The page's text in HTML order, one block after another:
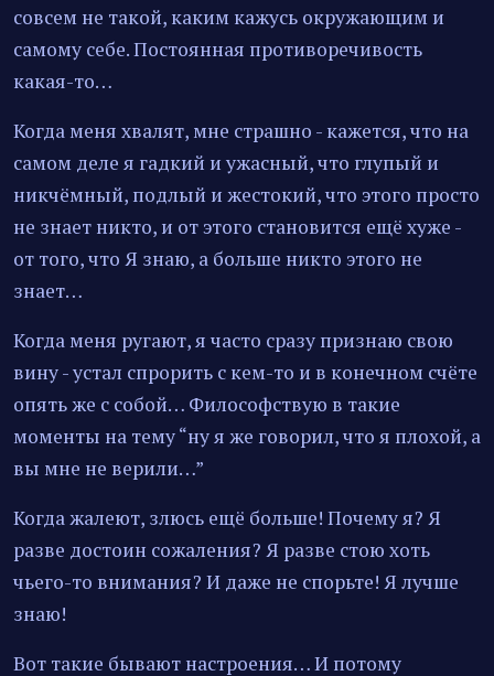
совсем не такой, каким кажусь окружающим и
самому себе. Постоянная противоречивость
какая-то…
Когда меня хвалят, мне страшно - кажется, что на
самом деле я гадкий и ужасный, что глупый и
никчёмный, подлый и жестокий, что этого просто
не знает никто, и от этого становится ещё хуже -
от того, что Я знаю, а больше никто этого не
знает…
Когда меня ругают, я часто сразу признаю свою
вину - устал спрорить с кем-то и в конечном счёте
опять же с собой… Философствую в такие
моменты на тему “ну я же говорил, что я плохой, а
вы мне не верили…”
Когда жалеют, злюсь ещё больше! Почему я? Я
разве достоин сожаления? Я разве стою хоть
чьего-то внимания? И даже не спорьте! Я лучше
знаю!
Вот такие бывают настроения… И потому